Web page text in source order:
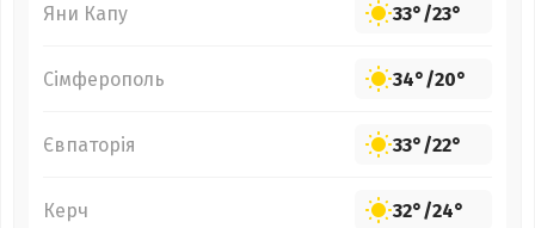
Яни Капу 33°/23°
Сімферополь 34°/20°
Євпаторія 33°/22°
Керч 32°/24°